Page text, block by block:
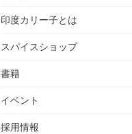
印度カリー子とは
スパイスショップ
書籍
イベント
採用情報